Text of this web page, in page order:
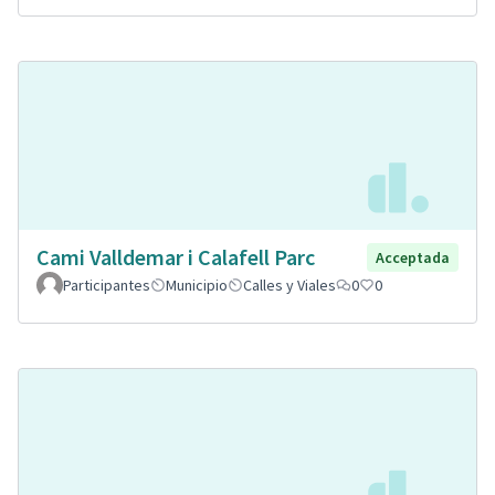
Cami Valldemar i Calafell Parc
Acceptada
Participantes
Municipio Calles y Viales 0 0